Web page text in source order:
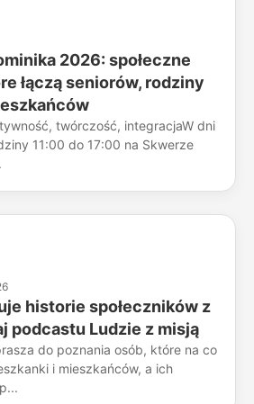
2026: społeczne
łączą seniorów, rodziny
twórczość, integracjaW dni
11:00 do 17:00 na Skwerze
historie społeczników z
podcastu Ludzie z misją
do poznania osób, które na co
i mieszkańców, a ich